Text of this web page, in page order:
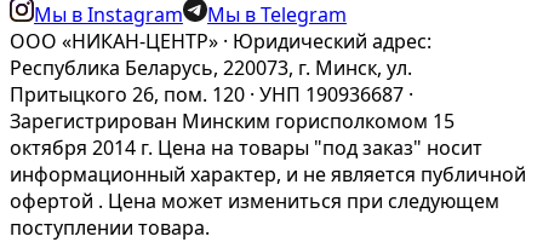
Мы в Instagram
Мы в Telegram
ООО «НИКАН-ЦЕНТР» · Юридический адрес:
Республика Беларусь, 220073, г. Минск, ул.
Притыцкого 26, пом. 120 · УНП 190936687 ·
Зарегистрирован Минским горисполкомом 15
октября 2014 г. Цена на товары "под заказ" носит
информационный характер, и не является публичной
офертой . Цена может измениться при следующем
поступлении товара.